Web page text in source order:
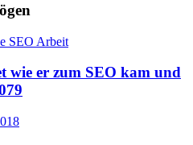
wie er zum SEO kam und